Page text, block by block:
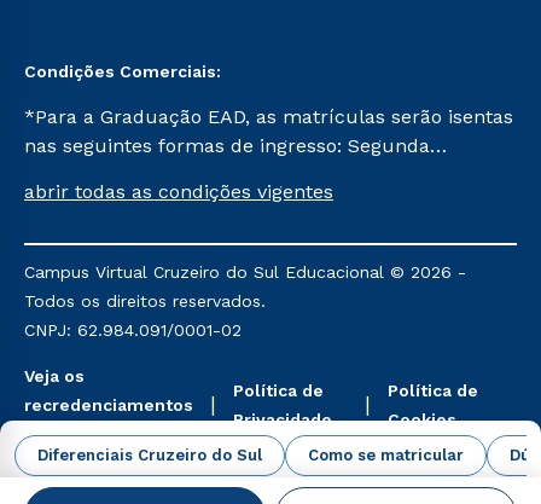
Diferenciais Cruzeiro do Sul Como se matricular
Condições Comerciais:
*Para a Graduação EAD, as matrículas serão isentas
nas seguintes formas de ingresso: Segunda
Já para as demais, a taxa de matrícula será de R$
mencionadas são referentes aos cursos: Ensino
Religioso, Geografia para a Docência e Metodologia
do Ensino de História: Questões Atuais.
abrir todas as condições vigentes
Campus Virtual Cruzeiro do Sul Educacional © 2026 -
Todos os direitos reservados.
CNPJ: 62.984.091/0001-02
Veja os
recredenciamentos
aqui
Política de
Privacidade
Política de
Cookies